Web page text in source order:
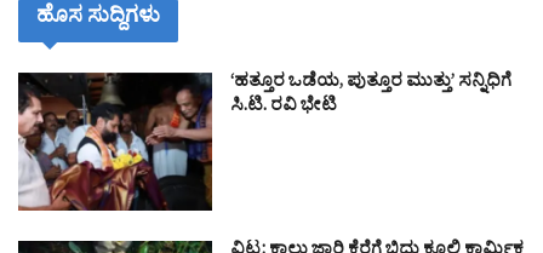
ಹೊಸ ಸುದ್ದಿಗಳು
‘ಹತ್ತೂರ ಒಡೆಯ, ಪುತ್ತೂರ ಮುತ್ತು’ ಸನ್ನಿಧಿಗೆ
ಸಿ.ಟಿ. ರವಿ ಭೇಟಿ